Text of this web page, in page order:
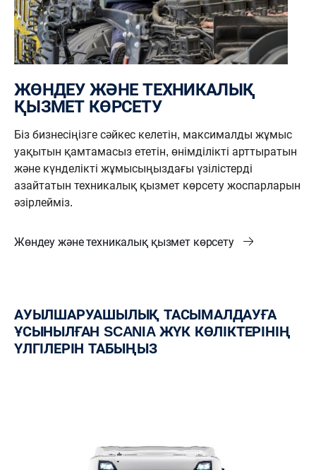
ЖӨНДЕУ ЖӘНЕ ТЕХНИКАЛЫҚ
ҚЫЗМЕТ КӨРСЕТУ
Біз бизнесіңізге сәйкес келетін, максималды жұмыс
уақытын қамтамасыз ететін, өнімділікті арттыратын
және күнделікті жұмысыңыздағы үзілістерді
азайтатын техникалық қызмет көрсету жоспарларын
әзірлейміз.
Жөндеу және техникалық қызмет көрсету
АУЫЛШАРУАШЫЛЫҚ ТАСЫМАЛДАУҒА
ҰСЫНЫЛҒАН SCANIA ЖҮК КӨЛІКТЕРІНІҢ
ҮЛГІЛЕРІН ТАБЫҢЫЗ